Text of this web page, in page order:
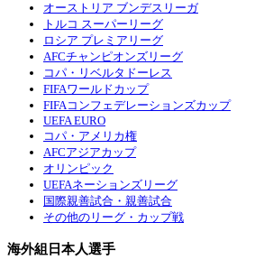
オーストリア ブンデスリーガ
トルコ スーパーリーグ
ロシア プレミアリーグ
AFCチャンピオンズリーグ
コパ・リベルタドーレス
FIFAワールドカップ
FIFAコンフェデレーションズカップ
UEFA EURO
コパ・アメリカ権
AFCアジアカップ
オリンピック
UEFAネーションズリーグ
国際親善試合・親善試合
その他のリーグ・カップ戦
海外組日本人選手